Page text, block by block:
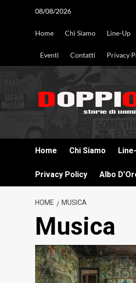
08/08/2026
Home Chi Siamo Line-Up
Eventi Contatti Privacy
Home Chi Siamo
Privacy Policy Albo
HOME MUSICA
Musica